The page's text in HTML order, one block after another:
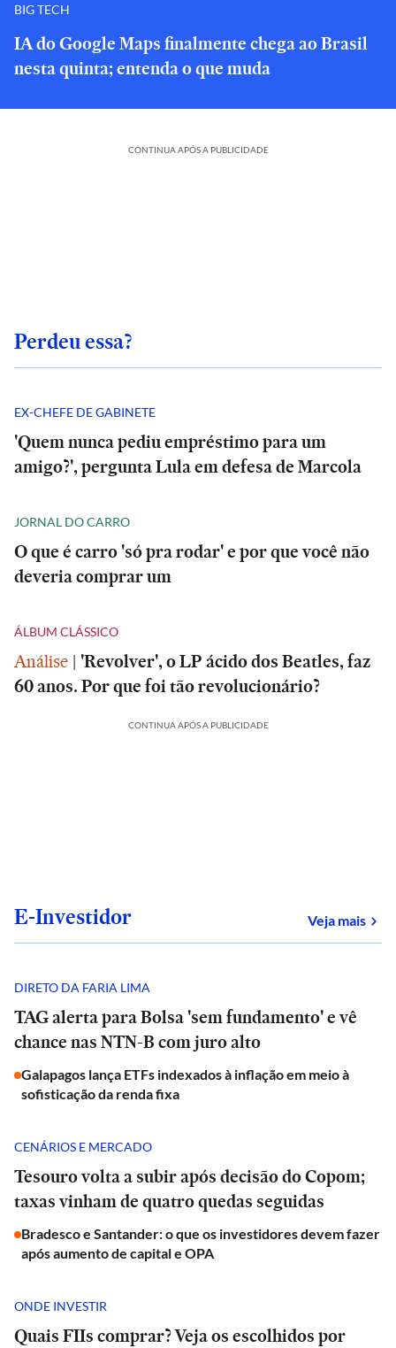
BIG TECH
IA do Google Maps finalmente chega ao Brasil
nesta quinta; entenda o que muda
CONTINUA APÓS A PUBLICIDADE
Perdeu essa?
EX-CHEFE DE GABINETE
'Quem nunca pediu empréstimo para um
amigo?', pergunta Lula em defesa de Marcola
JORNAL DO CARRO
O que é carro 'só pra rodar' e por que você não
deveria comprar um
ÁLBUM CLÁSSICO
Análise | 'Revolver', o LP ácido dos Beatles, faz
60 anos. Por que foi tão revolucionário?
CONTINUA APÓS A PUBLICIDADE
E-Investidor Veja mais
DIRETO DA FARIA LIMA
TAG alerta para Bolsa 'sem fundamento' e vê
chance nas NTN-B com juro alto
Galapagos lança ETFs indexados à inflação em meio à
sofisticação da renda fixa
CENÁRIOS E MERCADO
Tesouro volta a subir após decisão do Copom;
taxas vinham de quatro quedas seguidas
Bradesco e Santander: o que os investidores devem fazer
após aumento de capital e OPA
ONDE INVESTIR
Quais FIIs comprar? Veja os escolhidos por